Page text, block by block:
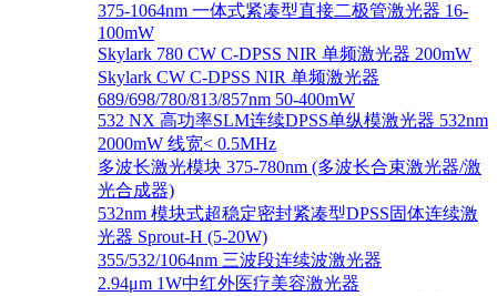
375-1064nm 一体式紧凑型直接二极管激光器 16-
100mW
Skylark 780 CW C-DPSS NIR 单频激光器 200mW
Skylark CW C-DPSS NIR 单频激光器
689/698/780/813/857nm 50-400mW
532 NX 高功率SLM连续DPSS单纵模激光器 532nm
2000mW 线宽< 0.5MHz
多波长激光模块 375-780nm (多波长合束激光器/激
光合成器)
532nm 模块式超稳定密封紧凑型DPSS固体连续激
光器 Sprout-H (5-20W)
355/532/1064nm 三波段连续波激光器
2.94μm 1W中红外医疗美容激光器